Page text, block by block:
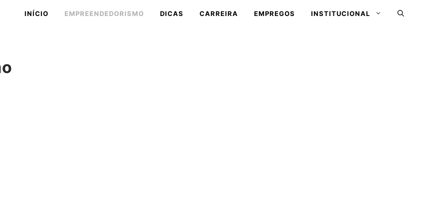
INÍCIO EMPREENDEDORISMO DICAS CARREIRA EMPREGOS INSTITUCIONAL